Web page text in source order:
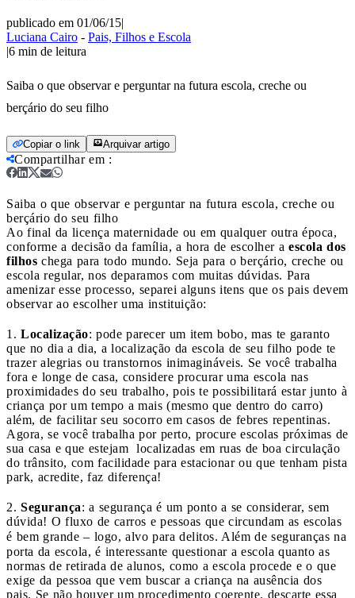
publicado em 01/06/15|
Luciana Cairo - Pais, Filhos e Escola
|6 min de leitura
Saiba o que observar e perguntar na futura escola, creche ou
berçário do seu filho
Copiar o link Arquivar artigo
Compartilhar em :
Saiba o que observar e perguntar na futura escola, creche ou
berçário do seu filho
Ao final da licença maternidade ou em qualquer outra época,
conforme a decisão da família, a hora de escolher a escola dos
filhos chega para todo mundo. Seja para o berçário, creche ou
escola regular, nos deparamos com muitas dúvidas. Para
amenizar esse processo, separei alguns itens que os pais devem
observar ao escolher uma instituição:
1. Localização: pode parecer um item bobo, mas te garanto
que no dia a dia, a localização da escola de seu filho pode te
trazer alegrias ou transtornos inimagináveis. Se você trabalha
fora e longe de casa, considere procurar uma escola nas
proximidades do seu trabalho, pois te possibilitará estar junto à
criança por um tempo a mais (mesmo que dentro do carro)
além, de facilitar seu socorro em casos de febres repentinas.
Agora, se você trabalha por perto, procure escolas próximas de
sua casa e que estejam localizadas em ruas de boa circulação
do trânsito, com facilidade para estacionar ou que tenham pista
park, acredite, faz diferença!
2. Segurança: a segurança é um ponto a se considerar, sem
dúvida! O fluxo de carros e pessoas que circundam as escolas
é bem grande – logo, alvo para delitos. Além de seguranças na
porta da escola, é interessante questionar a escola quanto as
normas de retirada de alunos, como a escola procede e o que
exige da pessoa que vem buscar a criança na ausência dos
pais. Se não houver um procedimento coerente, descarte essa